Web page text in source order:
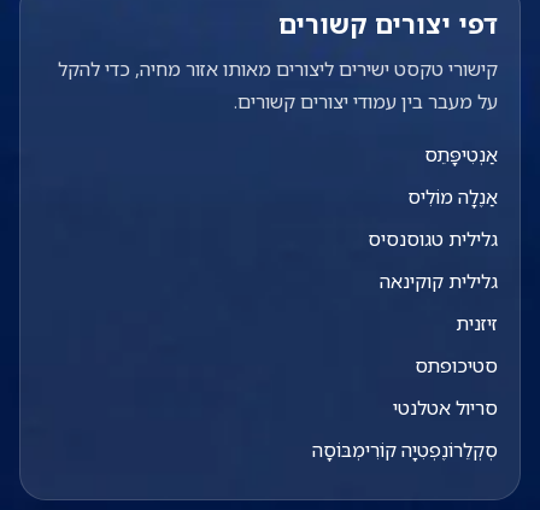
דפי יצורים קשורים
קישורי טקסט ישירים ליצורים מאותו אזור מחיה, כדי להקל
על מעבר בין עמודי יצורים קשורים.
אַנְטִיפָּתֵס
אַנֶלָה מוֹלִיס
גלילית טגוסנסיס
גלילית קוקינאה
זיזנית
סטיכופתס
סריול אטלנטי
סְקְלֵרוֹנֶפְטִיָה קוֹרִימְבּוֹסָה